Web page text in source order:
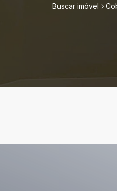
Buscar imóvel